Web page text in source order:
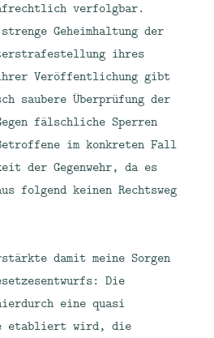
verfolgbar.
Geheimhaltung der
ihres
Veröffentlichung gibt
saubere Überprüfung der
fälschliche Sperren
im konkreten Fall
der Gegenwehr, da es
folgend keinen Rechtsweg
damit meine Sorgen
Die
eine quasi
etabliert wird, die